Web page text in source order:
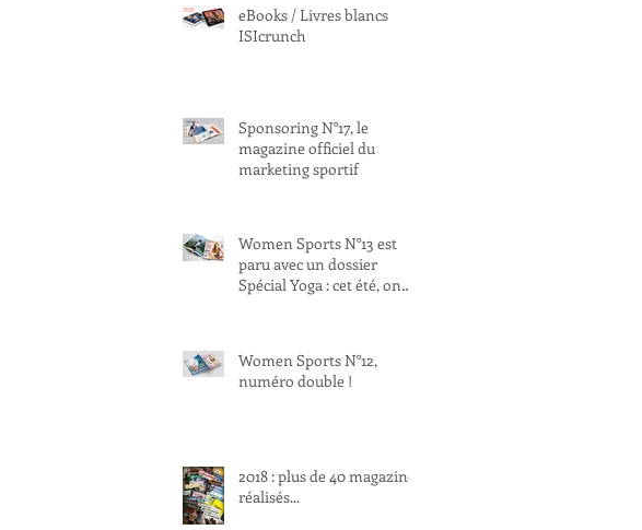
eBooks / Livres blancs
ISIcrunch
Sponsoring N°17, le
magazine officiel du
marketing sportif
Women Sports N°13 est
paru avec un dossier
Spécial Yoga : cet été, on
Women Sports N°12,
numéro double !
2018 : plus de 40 magazines
réalisés...